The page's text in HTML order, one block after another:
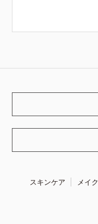
スキンケア メイク